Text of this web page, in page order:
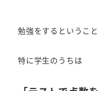
勉強をするというこ
特に学生のうちは